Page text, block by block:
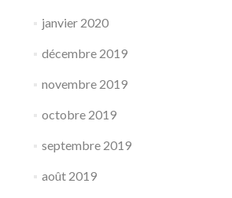
janvier 2020
décembre 2019
novembre 2019
octobre 2019
septembre 2019
août 2019